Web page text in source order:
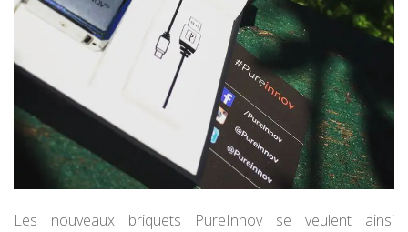
Les nouveaux briquets PureInnov se veulent ainsi